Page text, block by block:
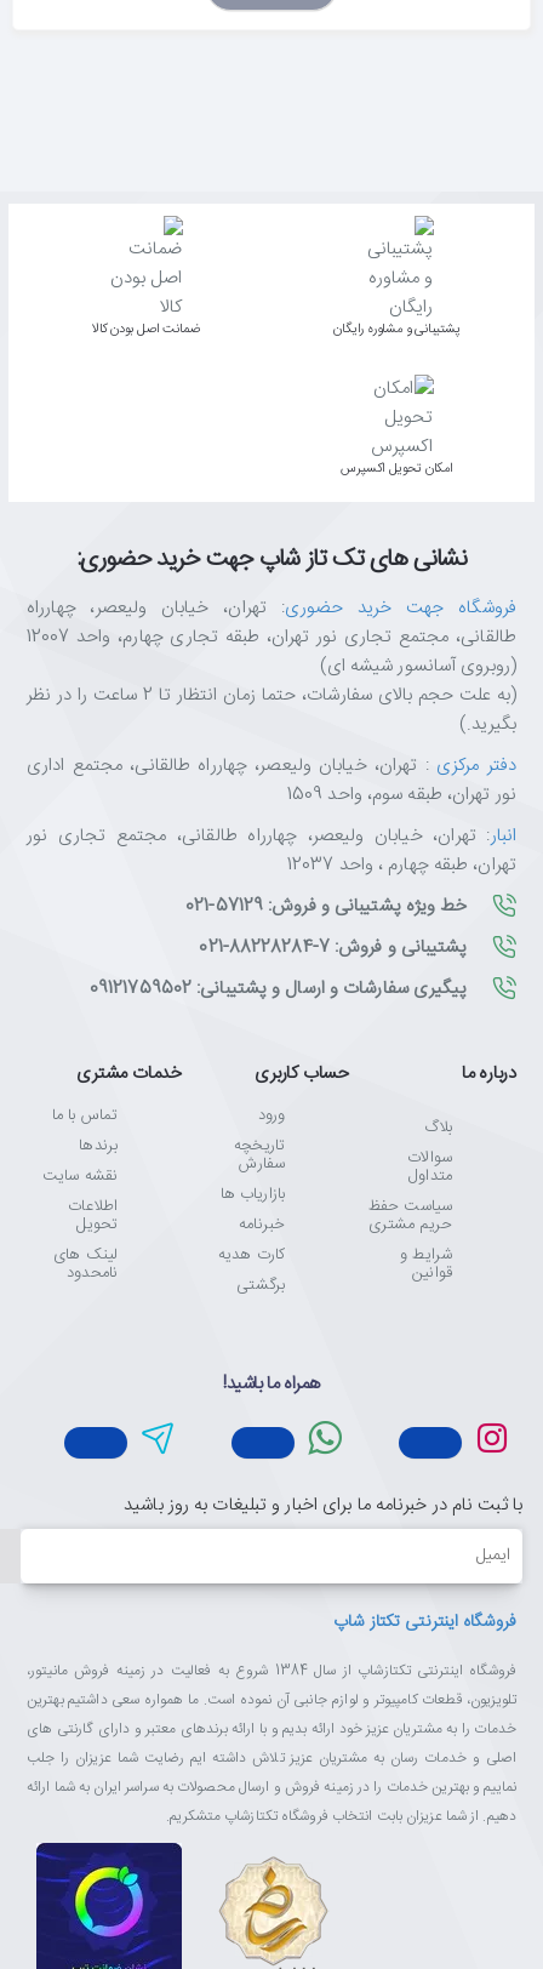
پشتیبانی و مشاوره رایگان ﺿﻤﺎﻧﺖ اﺻﻞ ﺑﻮدن ﮐﺎﻟﺎ
اﻣﮑﺎن ﺗﺤﻮﯾﻞ اﮐﺴﭙﺮس
نشانی های تک تاز شاپ جهت خرید حضوری:
فروشگاه جهت خرید حضوری: تهران، خیابان ولیعصر، چهارراه
طالقانی، مجتمع تجاری نور تهران، طبقه تجاری چهارم، واحد 12007
(روبروی آسانسور شیشه ای)
(به علت حجم بالای سفارشات، حتما زمان انتظار تا 2 ساعت را در نظر
بگیرید.)
دفتر مرکزی : تهران، خیابان ولیعصر، چهارراه طالقانی، مجتمع اداری
نور تهران، طبقه سوم، واحد 1509
انبار: تهران، خیابان ولیعصر، چهارراه طالقانی، مجتمع تجاری نور
تهران، طبقه چهارم ، واحد 12037
خط ویژه پشتیبانی و فروش: 57129-021
پشتیبانی و فروش: 7-88228284-021
پیگیری سفارشات و ارسال و پشتیبانی: 09121759502
درباره ما
بلاگ
سوالات
متداول
سیاست حفظ
حریم مشتری
شرایط و
قوانین
حساب کاربری
ورود
تاریخچه
سفارش
بازاریاب ها
خبرنامه
کارت هدیه
برگشتی
خدمات مشتری
تماس با ما
برندها
نقشه سایت
اطلاعات
تحویل
لینک های
نامحدود
همراه ما باشید!
با ثبت نام در خبرنامه ما برای اخبار و تبلیغات به روز باشید
ایمیل
فروشگاه اینترنتی تکتاز شاپ
فروشگاه اینترنتی تکتازشاپ از سال 1384 شروع به فعالیت در زمینه فروش مانیتور،
تلویزیون، قطعات کامپیوتر و لوازم جانبی آن نموده است. ما همواره سعی داشتیم بهترین
خدمات را به مشتریان عزیز خود ارائه بدیم و با ارائه برندهای معتبر و دارای گارنتی های
اصلی و خدمات رسان به مشتریان عزیز تلاش داشته ایم رضایت شما عزیزان را جلب
نماییم و بهترین خدمات را در زمینه فروش و ارسال محصولات به سراسر ایران به شما ارائه
دهیم. از شما عزیزان بابت انتخاب فروشگاه تکتازشاپ متشکریم.